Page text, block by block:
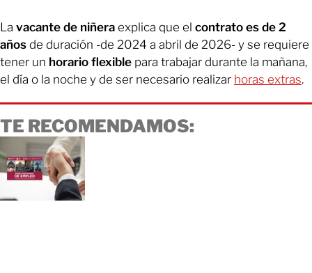
La vacante de niñera explica que el contrato es de 2
años de duración -de 2024 a abril de 2026- y se requiere
tener un horario flexible para trabajar durante la mañana,
el día o la noche y de ser necesario realizar horas extras.
TE RECOMENDAMOS: